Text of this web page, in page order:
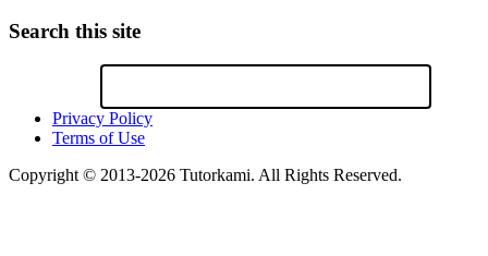
Search this site
Privacy Policy
Terms of Use
Copyright © 2013-2026 Tutorkami. All Rights Reserved.